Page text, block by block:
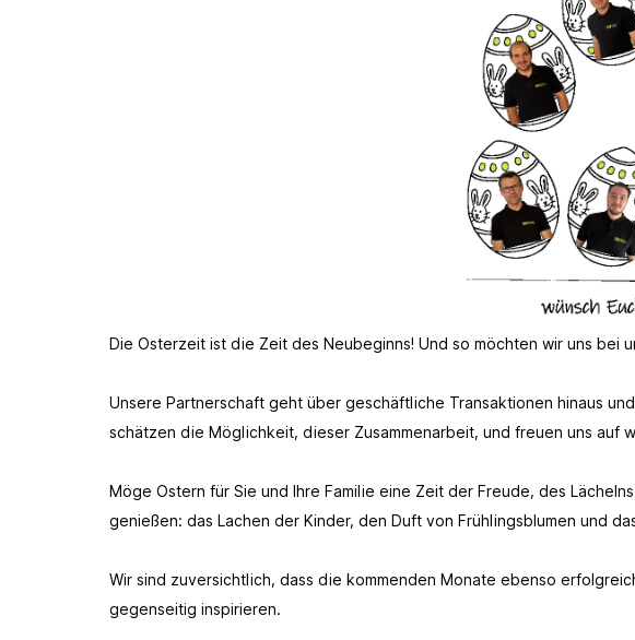
Die Osterzeit ist die Zeit des Neubeginns! Und so möchten wir uns bei
Unsere Partnerschaft geht über geschäftliche Transaktionen hinaus
schätzen die Möglichkeit, dieser Zusammenarbeit, und freuen uns auf
Möge Ostern für Sie und Ihre Familie eine Zeit der Freude, des
genießen: das Lachen der Kinder, den Duft von Frühlingsblumen und
Wir sind zuversichtlich, dass die kommenden Monate ebenso
gegenseitig inspirieren.